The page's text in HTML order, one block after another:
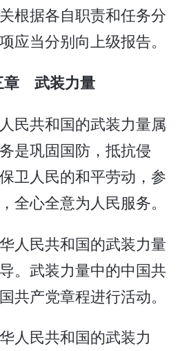
根据各自职责和任务分
应当分别向上级报告。
章 武装力量
民共和国的武装力量属
是巩固国防，抵抗侵
卫人民的和平劳动，参
全心全意为人民服务。
人民共和国的武装力量
。武装力量中的中国共
共产党章程进行活动。
人民共和国的武装力